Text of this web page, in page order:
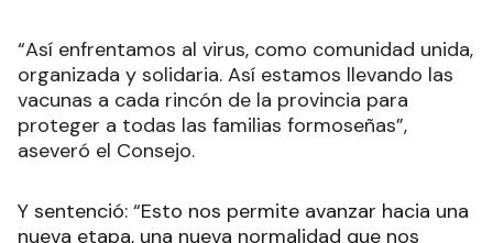
lucha”.
“Así enfrentamos al virus, como comunidad unida,
organizada y solidaria. Así estamos llevando las
vacunas a cada rincón de la provincia para
aseveró el Consejo.